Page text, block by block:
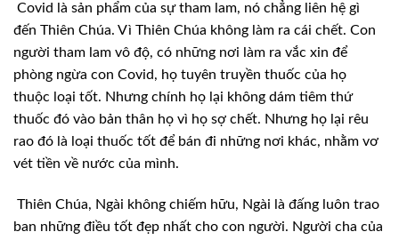
Covid là sản phẩm của sự tham lam, nó chẳng liên hệ gì
đến Thiên Chúa. Vì Thiên Chúa không làm ra cái chết. Con
người tham lam vô độ, có những nơi làm ra vắc xin để
phòng ngừa con Covid, họ tuyên truyền thuốc của họ
thuộc loại tốt. Nhưng chính họ lại không dám tiêm thứ
thuốc đó vào bản thân họ vì họ sợ chết. Nhưng họ lại rêu
rao đó là loại thuốc tốt để bán đi những nơi khác, nhằm vơ
vét tiền về nước của mình.
Thiên Chúa, Ngài không chiếm hữu, Ngài là đấng luôn trao
ban những điều tốt đẹp nhất cho con người. Người cha của